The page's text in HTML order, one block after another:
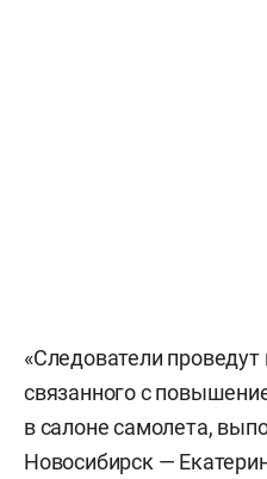
«Следователи
связанного с
в салоне самолета,
Новосибирск —